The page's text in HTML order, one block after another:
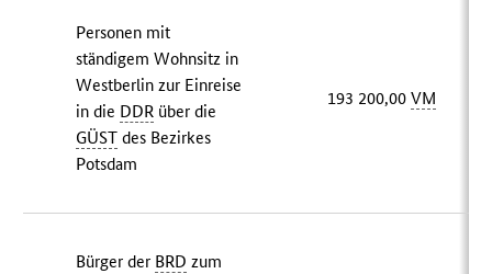
Personen mit
ständigem Wohnsitz in
Westberlin zur Einreise
in die DDR über die
GÜST des Bezirkes
Potsdam
193 200,00VM
Bürger der BRD zum